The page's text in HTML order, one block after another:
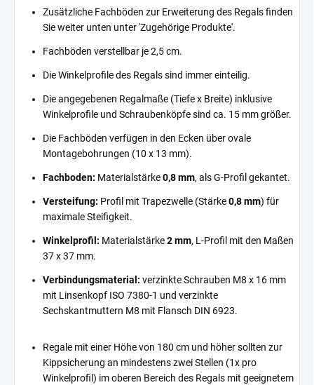
Zusätzliche Fachböden zur Erweiterung des Regals finden
Sie weiter unten unter 'Zugehörige Produkte'.
Fachböden verstellbar je 2,5 cm.
Die Winkelprofile des Regals sind immer einteilig.
Die angegebenen Regalmaße (Tiefe x Breite) inklusive
Winkelprofile und Schraubenköpfe sind ca. 15 mm größer.
Die Fachböden verfügen in den Ecken über ovale
Montagebohrungen (10 x 13 mm).
Fachboden: Materialstärke0,8 mm, als G-Profil gekantet.
Versteifung: Profil mit Trapezwelle (Stärke0,8 mm) für
maximale Steifigkeit.
Winkelprofil: Materialstärke2 mm, L-Profil mit den Maßen
37 x 37 mm.
Verbindungsmaterial: verzinkte Schrauben M8 x 16 mm
mit Linsenkopf ISO 7380-1 und verzinkte
Sechskantmuttern M8 mit Flansch DIN 6923.
Regale mit einer Höhe von 180 cm und höher sollten zur
Kippsicherung an mindestens zwei Stellen (1x pro
Winkelprofil) im oberen Bereich des Regals mit geeignetem